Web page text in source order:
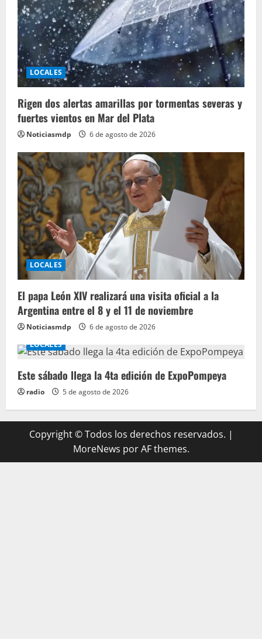
LOCALES
Rigen dos alertas amarillas por tormentas severas y
fuertes vientos en Mar del Plata
Noticiasmdp 6 de agosto de 2026
LOCALES
El papa León XIV realizará una visita oficial a la
Argentina entre el 8 y el 11 de noviembre
Noticiasmdp
6 de agosto de 2026
LOCALES
Este sábado llega la 4ta edición de ExpoPompeya
radio 5 de agosto de 2026
Copyright © Todos los derechos reservados. |
MoreNews por AF themes.